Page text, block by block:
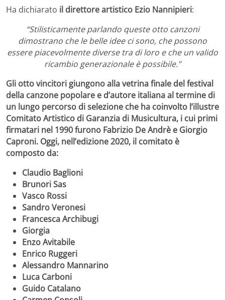
Ha dichiarato il direttore artistico Ezio Nannipieri:
“Stilisticamente parlando queste otto canzoni
dimostrano che le belle idee ci sono, che possono
essere piacevolmente diverse tra di loro e che un valido
ricambio generazionale è possibile.”
Gli otto vincitori giungono alla vetrina finale del festival
della canzone popolare e d’autore italiana al termine di
un lungo percorso di selezione che ha coinvolto l’illustre
Comitato Artistico di Garanzia di Musicultura, i cui primi
firmatari nel 1990 furono Fabrizio De Andrè e Giorgio
Caproni. Oggi, nell’edizione 2020, il comitato è
composto da:
Claudio Baglioni
Brunori Sas
Vasco Rossi
Sandro Veronesi
Francesca Archibugi
Giorgia
Enzo Avitabile
Enrico Ruggeri
Alessandro Mannarino
Luca Carboni
Guido Catalano